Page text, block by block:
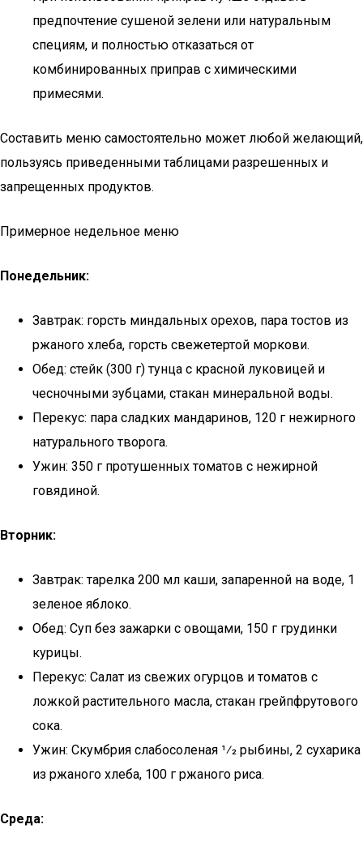
предпочтение сушеной зелени или натуральным
специям, и полностью отказаться от
комбинированных приправ с химическими
примесями.
Составить меню самостоятельно может любой желающий,
пользуясь приведенными таблицами разрешенных и
запрещенных продуктов.
Примерное недельное меню
Понедельник:
Завтрак: горсть миндальных орехов, пара тостов из
ржаного хлеба, горсть свежетертой моркови.
Обед: стейк (300 г) тунца с красной луковицей и
чесночными зубцами, стакан минеральной воды.
Перекус: пара сладких мандаринов, 120 г нежирного
натурального творога.
Ужин: 350 г протушенных томатов с нежирной
говядиной.
Вторник:
Завтрак: тарелка 200 мл каши, запаренной на воде, 1
зеленое яблоко.
Обед: Суп без зажарки с овощами, 150 г грудинки
курицы.
Перекус: Салат из свежих огурцов и томатов с
ложкой растительного масла, стакан грейпфрутового
сока.
Ужин: Скумбрия слабосоленая 1⁄2 рыбины, 2 сухарика
из ржаного хлеба, 100 г ржаного риса.
Среда: